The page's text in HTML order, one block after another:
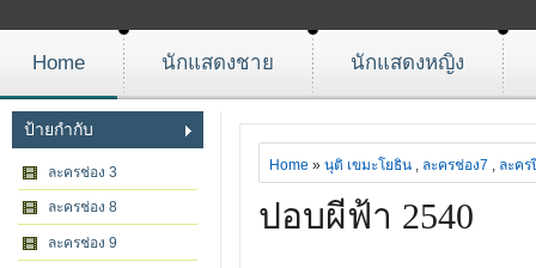
Home นักแสดงชาย นักแสดงหญิง
ป้ายกำกับ
ละครช่อง 3
ละครช่อง 8
ละครช่อง 9
Home » นุติ เขมะโยธิน , ละครช่อง7 , ละคร
ปอบผีฟ้า 2540